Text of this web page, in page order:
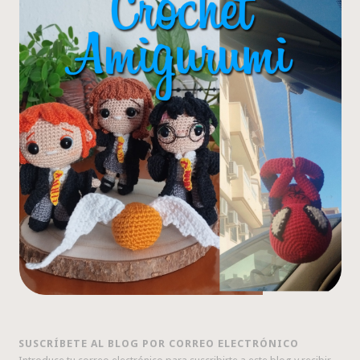
SUSCRÍBETE AL BLOG POR CORREO ELECTRÓNICO